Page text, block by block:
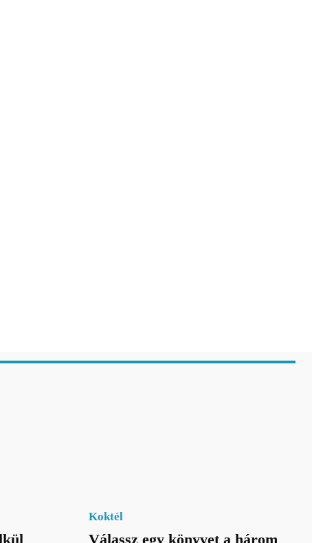
Koktél
Válassz egy könyvet a három